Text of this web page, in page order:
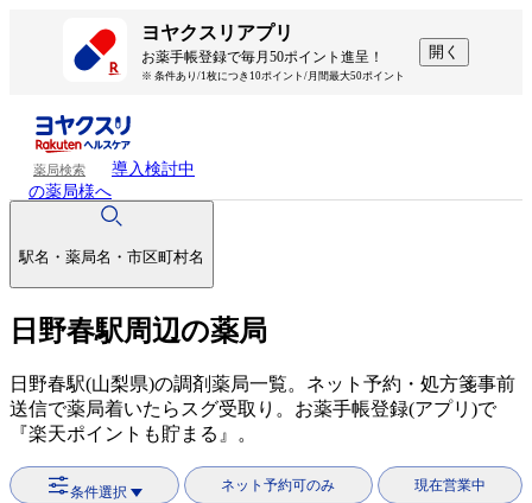
ヨヤクスリアプリ
お薬手帳登録で毎月50ポイント進呈！
※ 条件あり/1枚につき10ポイント/月間最大50ポイント
開く
薬局検索
導入検討中
の薬局様へ
駅名・薬局名・市区町村名
日野春駅周辺の薬局
日野春駅(山梨県)の調剤薬局一覧。ネット予約・処方箋事前
送信で薬局着いたらスグ受取り。お薬手帳登録(アプリ)で
『楽天ポイントも貯まる』。
条件選択 ネット予約可のみ 現在営業中